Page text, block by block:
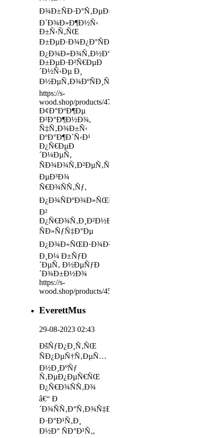
Ð¾Ð±ÑÐ·Ð°Ñ‚ÐµÐ»ÑŒÐ½Ð¾
Ð´Ð¾Ð»Ð¶Ð½Ñ‹
Ð±Ñ‹Ñ‚ÑŒ
Ð±ÐµÐ·Ð¾Ð¿Ð°ÑÐ½Ñ‹Ðµ
Ð¿Ð¾Ð»Ð¾Ñ‚Ð½Ð°,
Ð±ÐµÐ·Ð²Ñ€ÐµÐ
´Ð½Ñ‹Ðµ Ð¸
Ð½ÐµÑ‚Ð¾ÐºÑÐ¸Ñ‡Ð½Ñ‹Ðµ
https://s-
wood.shop/products/47689605
Ð¢Ð°ÐºÐ¶Ðµ
Ð²Ð°Ð¶Ð½Ð¾,
Ñ‡Ñ‚Ð¾Ð±Ñ‹
ÐºÐ°Ð¶Ð´Ñ‹Ð¹
Ð¿Ñ€ÐµÐ
´Ð¼ÐµÑ‚
ÑÐ¾Ð¾Ñ‚Ð²ÐµÑ‚ÑÑ‚Ð²Ð¾Ð²Ð°Ð»
ÐµÐ³Ð¾
Ñ€Ð¾ÑÑ‚Ñƒ,
Ð¿Ð¾ÑÐºÐ¾Ð»ÑŒÐºÑƒ
Ð²
Ð¿Ñ€Ð¾Ñ‚Ð¸Ð²Ð½Ð¾Ð¼
ÑÐ»ÑƒÑ‡Ð°Ðµ
Ð¿Ð¾Ð»ÑŒÐ·Ð¾Ð²Ð°Ñ‚ÑŒÑÑ
Ð¸Ð¼ Ð±ÑƒÐ
´ÐµÑ‚ Ð½ÐµÑƒÐ
´Ð¾Ð±Ð½Ð¾
https://s-
wood.shop/products/45128938
EverettMus
29-08-2023 02:43
ÐšÑƒÐ¿Ð¸Ñ‚ÑŒ
ÑÐ¿ÐµÑ†Ñ‚ÐµÑ…
Ð½Ð¸ÐºÑƒ
Ñ‚ÐµÐ¿ÐµÑ€ÑŒ
Ð¿Ñ€Ð¾ÑÑ‚Ð¾
â€“ Ð
´Ð¾ÑÑ‚Ð°Ñ‚Ð¾Ñ‡Ð½Ð¾
Ð·Ð°Ð¹Ñ‚Ð¸
Ð½Ð° ÑÐ°Ð¹Ñ‚,